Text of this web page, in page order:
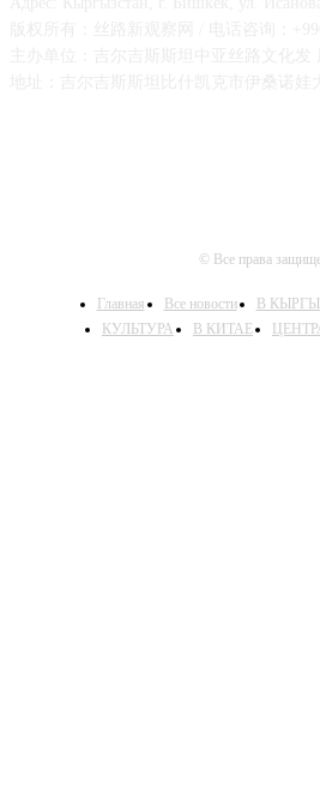
© Все права
Главная Все новости В
КУЛЬТУРА
В КИТАЕ